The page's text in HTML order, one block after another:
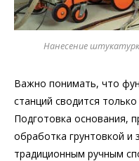
Нанесение
Важно понимать, что
станций сводится
Подготовка основания,
обработка грунтовкой и
традиционным ручным